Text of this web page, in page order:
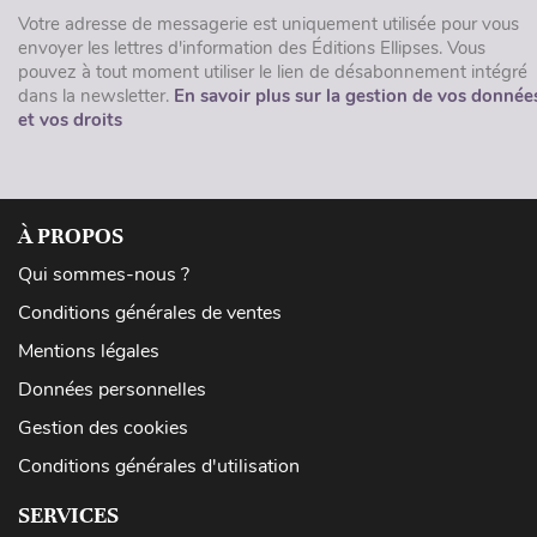
Votre adresse de messagerie est uniquement utilisée pour vous
envoyer les lettres d'information des Éditions Ellipses. Vous
pouvez à tout moment utiliser le lien de désabonnement intégré
dans la newsletter. En savoir plus sur la gestion de vos
et vos droits
À PROPOS
Qui sommes-nous ?
Conditions générales de ventes
Mentions légales
Données personnelles
Gestion des cookies
Conditions générales d'utilisation
SERVICES